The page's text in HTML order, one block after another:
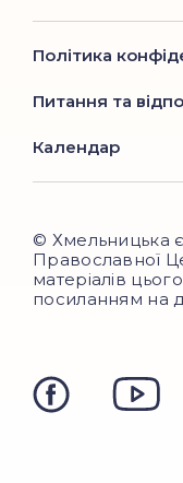
Політика
Питання та
Календар
© Хмельницька
Православної
матеріалів
посиланням на